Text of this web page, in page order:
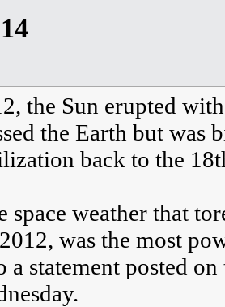
the Sun erupted
the Earth but was
back to the
space weather that
was the most
a statement posted